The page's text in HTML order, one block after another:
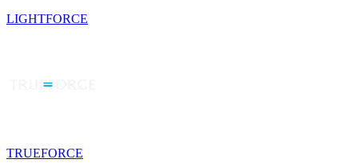
LIGHTFORCE
TRUEFORCE